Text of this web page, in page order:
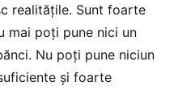
realitățile. Sunt foarte
mai poți pune nici un
Nu poți pune niciun
și foarte